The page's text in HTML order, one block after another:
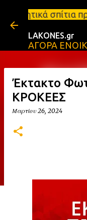
Μετάβαση
προς ενοικίαση
LAKONES.gr
ΑΓΟΡΑ
Έκτακτο
ΚΡΟΚΕΕΣ
Μαρτίου 26, 2024